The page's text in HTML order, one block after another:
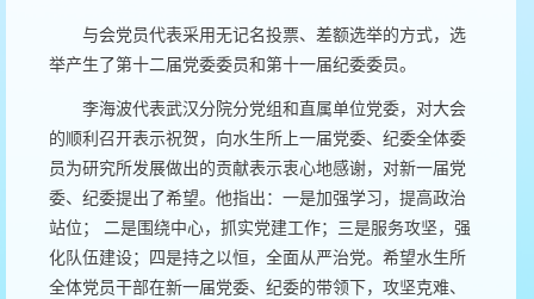
与会党员代表采用无记名投票、差额选举的方式，选
举产生了第十二届党委委员和第十一届纪委委员。
李海波代表武汉分院分党组和直属单位党委，对大会
的顺利召开表示祝贺，向水生所上一届党委、纪委全体委
员为研究所发展做出的贡献表示衷心地感谢，对新一届党
委、纪委提出了希望。他指出：一是加强学习，提高政治
站位； 二是围绕中心，抓实党建工作；三是服务攻坚，强
化队伍建设；四是持之以恒，全面从严治党。希望水生所
全体党员干部在新一届党委、纪委的带领下，攻坚克难、